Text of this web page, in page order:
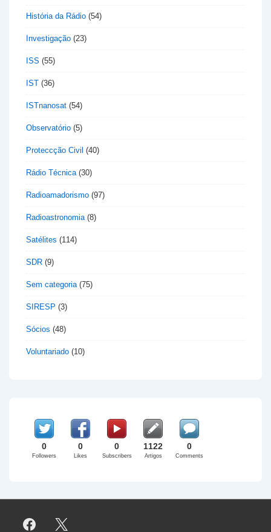
História da Rádio (54)
Investigação (23)
ISS (55)
IST (36)
ISTnanosat (54)
Observatório (5)
Proteccção Civil (40)
Rádio Técnica(30)
Radioamadorismo (97)
Radioastronomia(8)
Satélites (114)
SDR (9)
Sem categoria(75)
SIRESP (3)
Sócios (48)
Voluntariado (10)
0
Followers
0
Likes
0
Subscribers
1122
Artigos
0
Comments